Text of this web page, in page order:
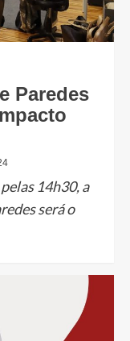
Paredes
14h30, a
será o